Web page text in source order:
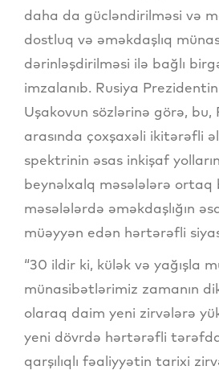
daha da gücləndirilməsi və
dostluq və əməkdaşlıq
dərinləşdirilməsi ilə bağlı
imzalanıb. Rusiya
Uşakovun sözlərinə görə, bu,
arasında çoxşaxəli ikitərəfli
spektrinin əsas inkişaf
beynəlxalq məsələlərə ortaq
məsələlərdə əməkdaşlığın
müəyyən edən hərtərəfli
“30 ildir ki, külək və yağışla
münasibətlərimiz zamanın
olaraq daim yeni zirvələrə
yeni dövrdə hərtərəfli
qarşılıqlı fəaliyyətin tarixi